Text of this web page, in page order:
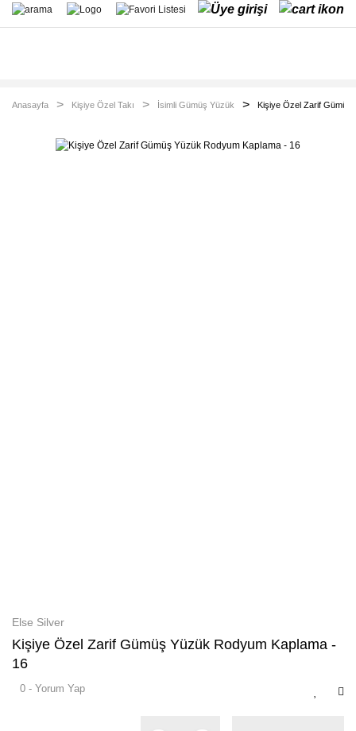
Anasayfa Kişiye Özel Takı İsimli Gümüş Yüzük Kişiye Özel Zarif Gümüş
Else Silver
Kişiye Özel Zarif Gümüş Yüzük Rodyum Kaplama -
16
0 - Yorum Yap